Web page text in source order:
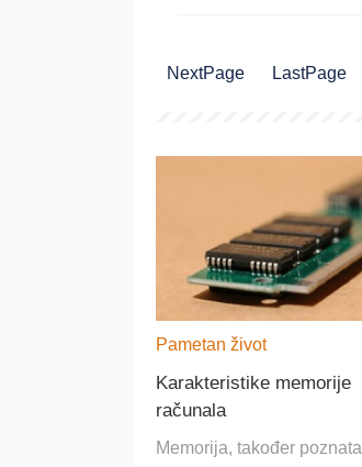
NextPage LastPage
Pametan život
Karakteristike memorije
računala
Memorija, također